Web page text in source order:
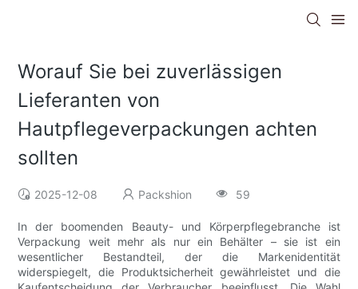
Worauf Sie bei zuverlässigen
Lieferanten von
Hautpflegeverpackungen achten
sollten
2025-12-08 Packshion 59
In der boomenden Beauty- und Körperpflegebranche ist
Verpackung weit mehr als nur ein Behälter – sie ist ein
wesentlicher Bestandteil, der die Markenidentität
widerspiegelt, die Produktsicherheit gewährleistet und die